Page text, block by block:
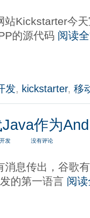
站Kickstarter今
的源代码 阅读
发, kickstarter, 移
作为
发 没有评论
消息传出，谷歌
的第一语言 阅